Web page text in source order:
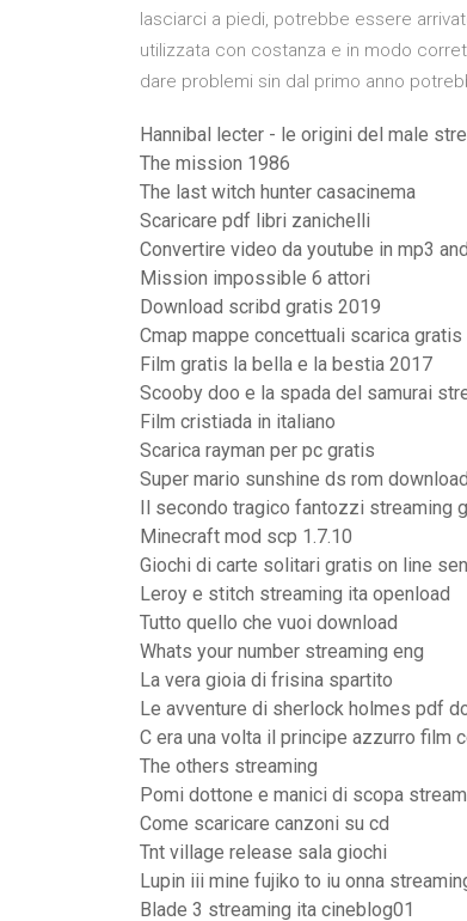
lasciarci a piedi, potrebbe essere
utilizzata con costanza e in modo
dare problemi sin dal primo anno
Hannibal lecter - le origini del male
The mission 1986
The last witch hunter casacinema
Scaricare pdf libri zanichelli
Convertire video da youtube in mp3
Mission impossible 6 attori
Download scribd gratis 2019
Cmap mappe concettuali scarica gratis
Film gratis la bella e la bestia 2017
Scooby doo e la spada del samurai
Film cristiada in italiano
Scarica rayman per pc gratis
Super mario sunshine ds rom download
Il secondo tragico fantozzi streaming
Minecraft mod scp 1.7.10
Giochi di carte solitari gratis on line
Leroy e stitch streaming ita openload
Tutto quello che vuoi download
Whats your number streaming eng
La vera gioia di frisina spartito
Le avventure di sherlock holmes pdf
C era una volta il principe azzurro film
The others streaming
Pomi dottone e manici di scopa
Come scaricare canzoni su cd
Tnt village release sala giochi
Lupin iii mine fujiko to iu onna
Blade 3 streaming ita cineblog01